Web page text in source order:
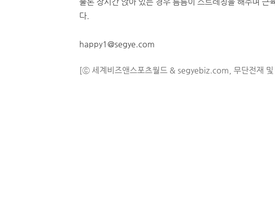
다.
happy1@segye.com
[ⓒ 세계비즈앤스포츠월드 & segyebiz.com, 무단전재 및